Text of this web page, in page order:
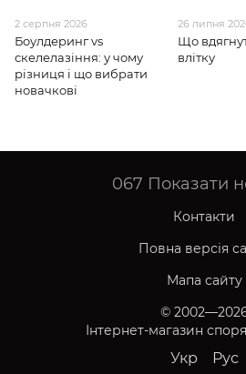
2 серпня 2026
Боулдеринг vs
скелелазіння: у чому
різниця і що вибрати
новачкові
26 липня
Що
влітку
067 Показати
Контакти
Повна версія
Мапа сайту
©
Інтернет-магазин
Укр Рус